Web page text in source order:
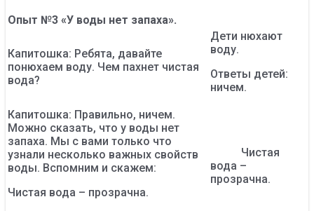
Опыт №3 «У воды нет запаха».
Капитошка: Ребята, давайте
понюхаем воду. Чем пахнет чистая
вода?
Дети нюхают
воду.
Ответы детей:
ничем.
Капитошка: Правильно, ничем.
Можно сказать, что у воды нет
запаха. Мы с вами только что
узнали несколько важных свойств
воды. Вспомним и скажем:
Чистая вода – прозрачна.
Чистая
вода –
прозрачна.